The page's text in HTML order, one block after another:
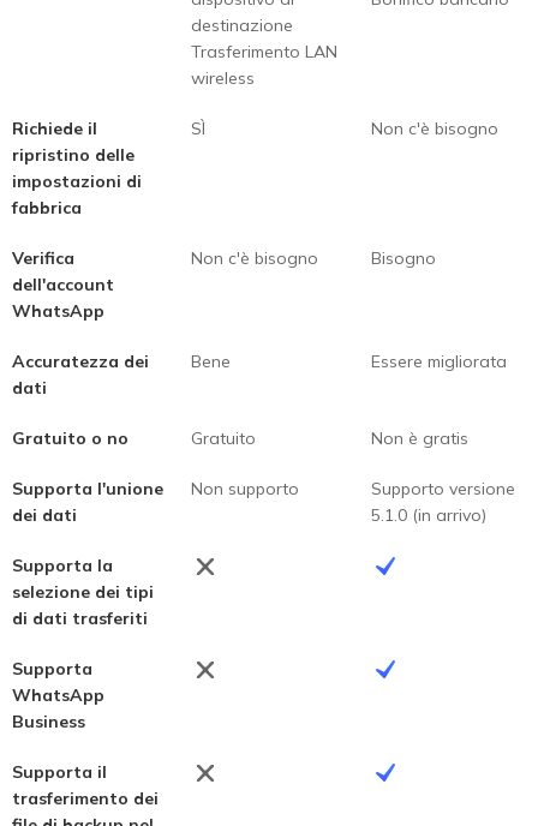
destinazione
Trasferimento LAN
wireless
Richiede il
ripristino delle
impostazioni di
fabbrica
SÌ Non c'è bisogno
Verifica
dell'account
WhatsApp
Non c'è bisogno Bisogno
Accuratezza dei
dati
Bene Essere migliorata
Gratuito o no Gratuito Non è gratis
Supporta l'unione
dei dati
Non supporto
Supporto versione
5.1.0 (in arrivo)
Supporta la
selezione dei tipi
di dati trasferiti
Supporta
WhatsApp
Business
Supporta il
trasferimento dei